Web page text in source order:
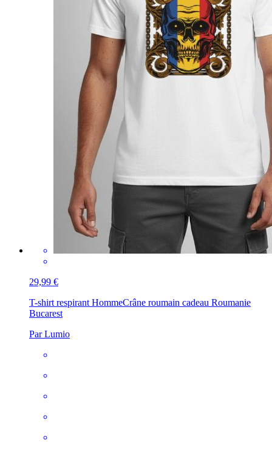
29,99 €
T-shirt respirant HommeCrâne roumain cadeau Roumanie
Bucarest
Par Lumio